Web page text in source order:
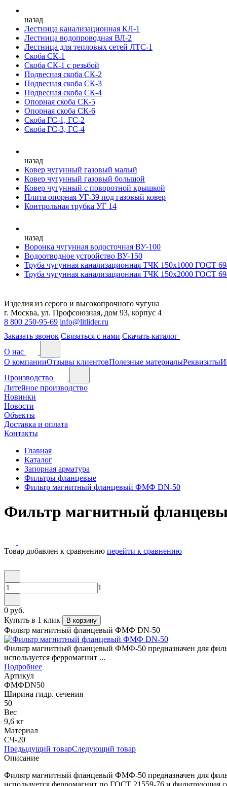
назад
Лестница канализационная КЛ-1
Лестница водопроводная ВЛ-2
Лестница для тепловых сетей ЛТС-1
Скоба СК-1
Скоба СК-1 с резьбой
Подвесная скоба СК-2
Подвесная скоба СК-3
Подвесная скоба СК-4
Опорная скоба СК-5
Опорная скоба СК-6
Скоба ГС-1, ГС-2
Скоба ГС-3, ГС-4
назад
Ковер чугунный газовый малый
Ковер чугунный газовый большой
Ковер чугунный с поворотной крышкой
Плита опорная УГ-39 под газовый ковер
Контрольная трубка УГ 14
назад
Воронка чугунная водосточная ВУ-100
Водоотводное устройство ВУ-150
Труба чугунная канализационная ТЧК 150х1000 ГОСТ
Труба чугунная канализационная ТЧК 150х2000 ГОСТ
Изделия из серого и высокопрочного чугуна
г. Москва, ул. Профсоюзная, дом 93, корпус 4
8 800 250-95-69 info@litlider.ru
Заказать звонок Связаться с нами Скачать каталог
О нас
О компанииОтзывы клиентовПолезные материалыРеквизиты
Производство
Литейное производство
Новинки
Новости
Объекты
Доставка и оплата
Контакты
Главная
Каталог
Запорная арматура
Фильтры фланцевые
Фильтр магнитный фланцевый ФМФ DN-50
Фильтр магнитный
Товар добавлен к сравнению перейти к сравнению
1
0 руб.
Купить в 1 клик
В корзину
Фильтр магнитный фланцевый ФМФ DN-50
Фильтр магнитный фланцевый ФМФ-50 предназначен для
используется ферромагнит ...
Подробнее
Артикул
ФМФDN50
Ширина гидр. сечения
50
Вес
9,6 кг
Материал
СЧ-20
Предыдущий товарСледующий товар
Описание
Фильтр магнитный фланцевый ФМФ-50 предназначен для
используется ферромагнит по ГОСТ 21559-76 и фильтрующая